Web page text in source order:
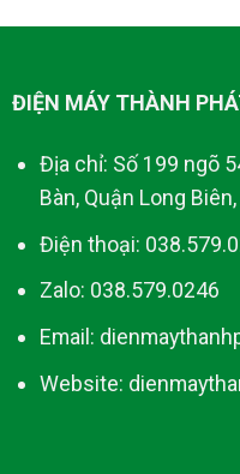
ĐIỆN MÁY THÀNH
Địa chỉ: Số 199 ngõ
Bàn, Quận Long
Điện thoại:
Zalo: 038.579.0246
Email:
Website: